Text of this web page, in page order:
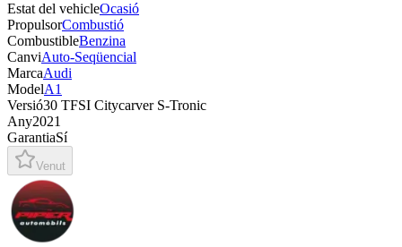
Estat del vehicleOcasió
PropulsorCombustió
CombustibleBenzina
CanviAuto-Seqüencial
MarcaAudi
ModelA1
Versió30 TFSI Citycarver S-Tronic
Any2021
GarantiaSí
Venut